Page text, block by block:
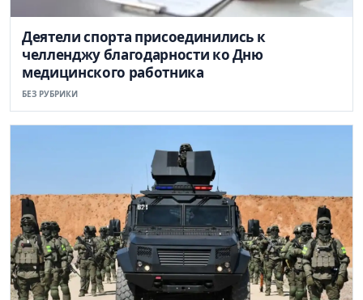
Деятели спорта присоединились к
челленджу благодарности ко Дню
медицинского работника
БЕЗ РУБРИКИ